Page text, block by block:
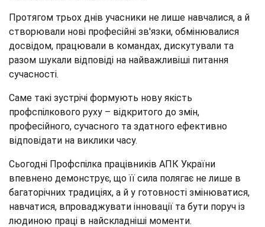
Протягом трьох днів учасники не лише навчалися, а й
створювали нові професійні зв'язки, обмінювалися
досвідом, працювали в командах, дискутували та
разом шукали відповіді на найважливіші питання
сучасності.
Саме такі зустрічі формують нову якість
профспілкового руху – відкритого до змін,
професійного, сучасного та здатного ефективно
відповідати на виклики часу.
Сьогодні Профспілка працівників АПК України
впевнено демонструє, що її сила полягає не лише в
багаторічних традиціях, а й у готовності змінюватися,
навчатися, впроваджувати інновації та бути поруч із
людиною праці в найскладніші моменти.